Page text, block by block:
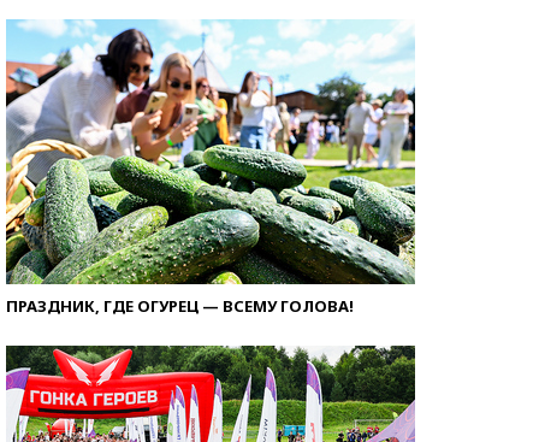
ПРАЗДНИК, ГДЕ ОГУРЕЦ — ВСЕМУ ГОЛОВА!